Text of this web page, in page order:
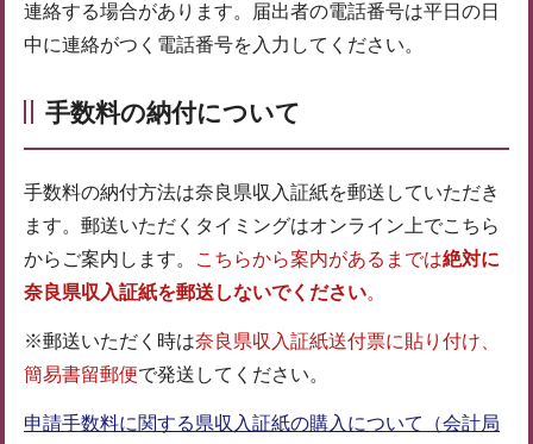
連絡する場合があります。届出者の電話番号は平日の日
中に連絡がつく電話番号を入力してください。
手数料の納付について
手数料の納付方法は奈良県収入証紙を郵送していただき
ます。郵送いただくタイミングはオンライン上でこちら
からご案内します。
こちらから案内があるまでは絶対に
奈良県収入証紙を郵送しないでください。
※郵送いただく時は奈良県収入証紙送付票に貼り付け、
簡易書留郵便で発送してください。
申請手数料に関する県収入証紙の購入について（会計局